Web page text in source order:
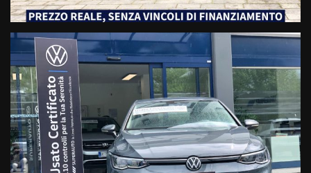
Cerchi in lega da 17’’
SICUREZZA E MULTIMEDIA:
Digital Cockpit
Display Touch Screen multifunzione
Bluetooth
Radio DAB
AppConnect
Ingressi USB-C
Presa 12V
Front Assist